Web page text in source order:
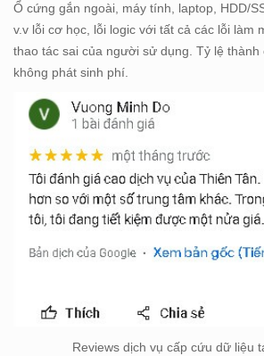
Ổ cứng gắn ngoài, máy tính, laptop, HDD/
v.v lỗi cơ học, lỗi logic với tất cả các lỗi làm
thao tác sai của người sử dụng. Tỷ lệ thành
không phát sinh phí.
Reviews dịch vụ cấp cứu dữ liệu